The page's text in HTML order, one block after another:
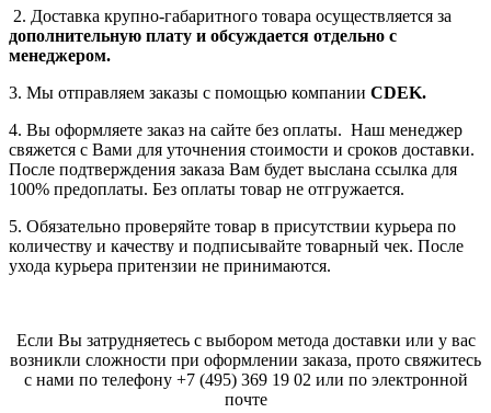
2. Доставка крупно-габаритного товара осуществляется за
дополнительную плату и обсуждается отдельно с
менеджером.
3. Мы отправляем заказы с помощью компании СDEK.
4. Вы оформляете заказ на сайте без оплаты. Наш менеджер
свяжется с Вами для уточнения стоимости и сроков доставки.
После подтверждения заказа Вам будет выслана ссылка для
100% предоплаты. Без оплаты товар не отгружается.
5. Обязательно проверяйте товар в присутствии курьера по
количеству и качеству и подписывайте товарный чек. После
ухода курьера притензии не принимаются.
Если Вы затрудняетесь с выбором метода доставки или у вас
возникли сложности при оформлении заказа, прото свяжитесь
с нами по телефону +7 (495) 369 19 02 или по электронной
почте